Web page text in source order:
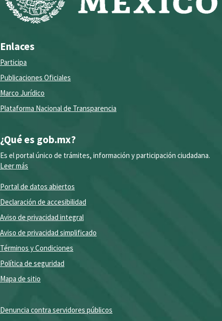
Enlaces
Participa
Publicaciones Oficiales
Marco Jurídico
Plataforma Nacional de Transparencia
¿Qué es gob.mx?
Es el portal único de trámites, información y participación ciudadana.
Leer más
Portal de datos abiertos
Declaración de accesibilidad
Aviso de privacidad integral
Aviso de privacidad simplificado
Términos y Condiciones
Política de seguridad
Mapa de sitio
Denuncia contra servidores públicos